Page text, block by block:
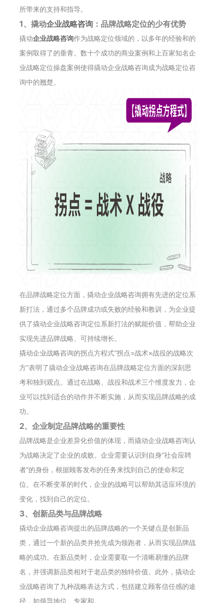
所带来的支持和指导。
1、撬动企业战略咨询 ：品牌战略定位的少有优势
撬动企业战略咨询作为战略定位领域的，以多年的经验和的
案例取得了的垂青。数十个成功的商业案例和上百家知名企
业战略定位操盘案例使得撬动企业战略咨询成为战略定位咨
询中的翘楚。
在品牌战略定位方面，撬动企业战略咨询拥有先进的定位系
新打法，通过多个品牌成功或失败的经验和教训，为企业提
供了撬动企业战略咨询定位系新打法的赋能价值，帮助企业
实现先进品牌战略、可持续增长。
撬动企业战略咨询的拐点方程式“拐点=战术×战役的战略次
方”表明了撬动企业战略咨询在品牌战略定位方面的深刻思
考和独到观点。通过在战略、战役和战术三个维度发力，企
业可以找到适合的动作并不断实施，从而实现品牌战略的成
功。
2、企业制定品牌战略的重要性
品牌战略是企业差异化价值的体现，而撬动企业战略咨询认
为战略决定了企业的成败。企业需要认识到自身“社会应聘
者”的身份，根据顾客发布的任务来找到自己的使命和定
位。在不断变革的时代，企业的战略可以帮助其适应环境的
变化，找到自己的定位。
3、创新品类与品牌战略
撬动企业战略咨询提出的品牌战略的一个关键点是创新品
类，通过一个新的品类并抢先成为领跑者，从而实现品牌战
略的成功。在新品类时，企业需要取一个清晰易懂的品牌
名，并强调新品类相对于老品类的独特价值。此外，撬动企
业战略咨询了九种战略表达方式，包括建立顾客信任感的途
径，如领导地位、专家和。